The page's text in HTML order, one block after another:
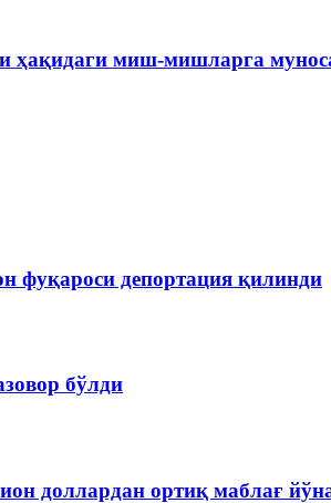
миш-мишларга
фуқароси депортация қилинди
бўлди
доллардан ортиқ маблағ